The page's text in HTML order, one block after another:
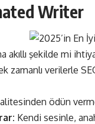
Writer
akıllı şekilde mi
zamanlı verilerle
ödün
Kendi sesinle,